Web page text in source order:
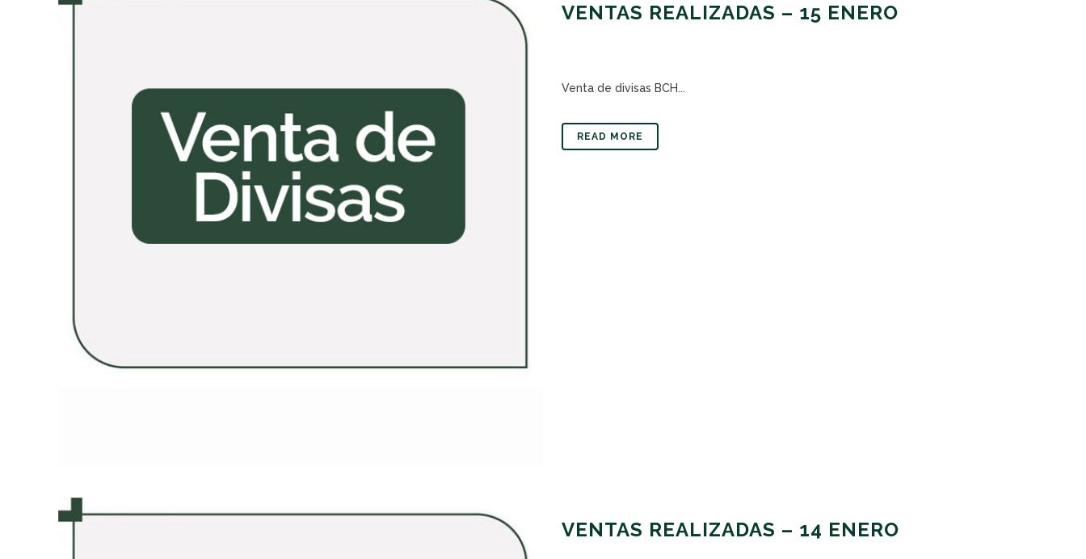
VENTAS REALIZADAS – 15 ENERO
Venta de divisas BCH...
READ MORE
VENTAS REALIZADAS – 14 ENERO